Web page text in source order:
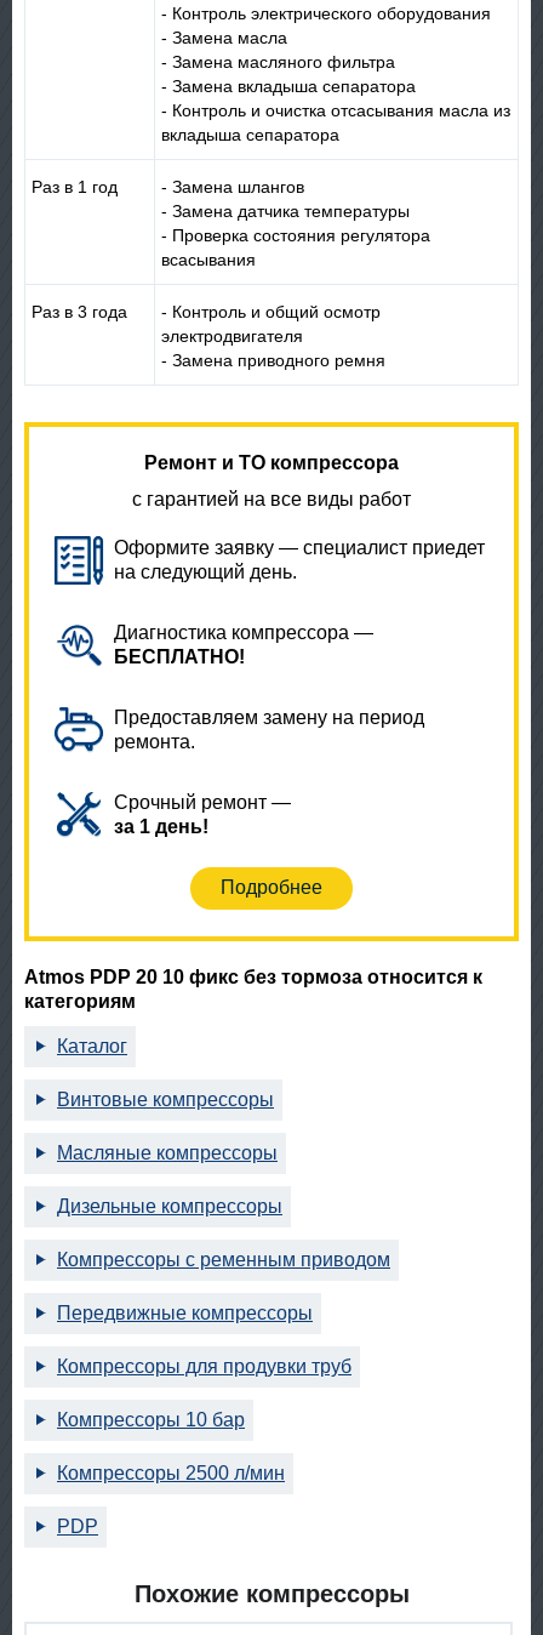
- Контроль электрического оборудования
- Замена масла
- Замена масляного фильтра
- Замена вкладыша сепаратора
- Контроль и очистка отсасывания масла из
вкладыша сепаратора
Раз в 1 год
- Замена шлангов
- Замена датчика температуры
- Проверка состояния регулятора
всасывания
Раз в 3 года
- Контроль и oбщий осмотр
электродвигателя
- Замена приводного ремня
Ремонт и ТО компрессора
с гарантией на все виды работ
Оформите заявку — специалист приедет
на следующий день.
Диагностика компрессора —
БЕСПЛАТНО!
Предоставляем замену на период
ремонта.
Срочный ремонт —
за 1 день!
Подробнее
Atmos PDP 20 10 фикс без тормоза относится к
категориям
Каталог
Винтовые компрессоры
Масляные компрессоры
Дизельные компрессоры
Компрессоры с ременным приводом
Передвижные компрессоры
Компрессоры для продувки труб
Компрессоры 10 бар
Компрессоры 2500 л/мин
PDP
Похожие компрессоры